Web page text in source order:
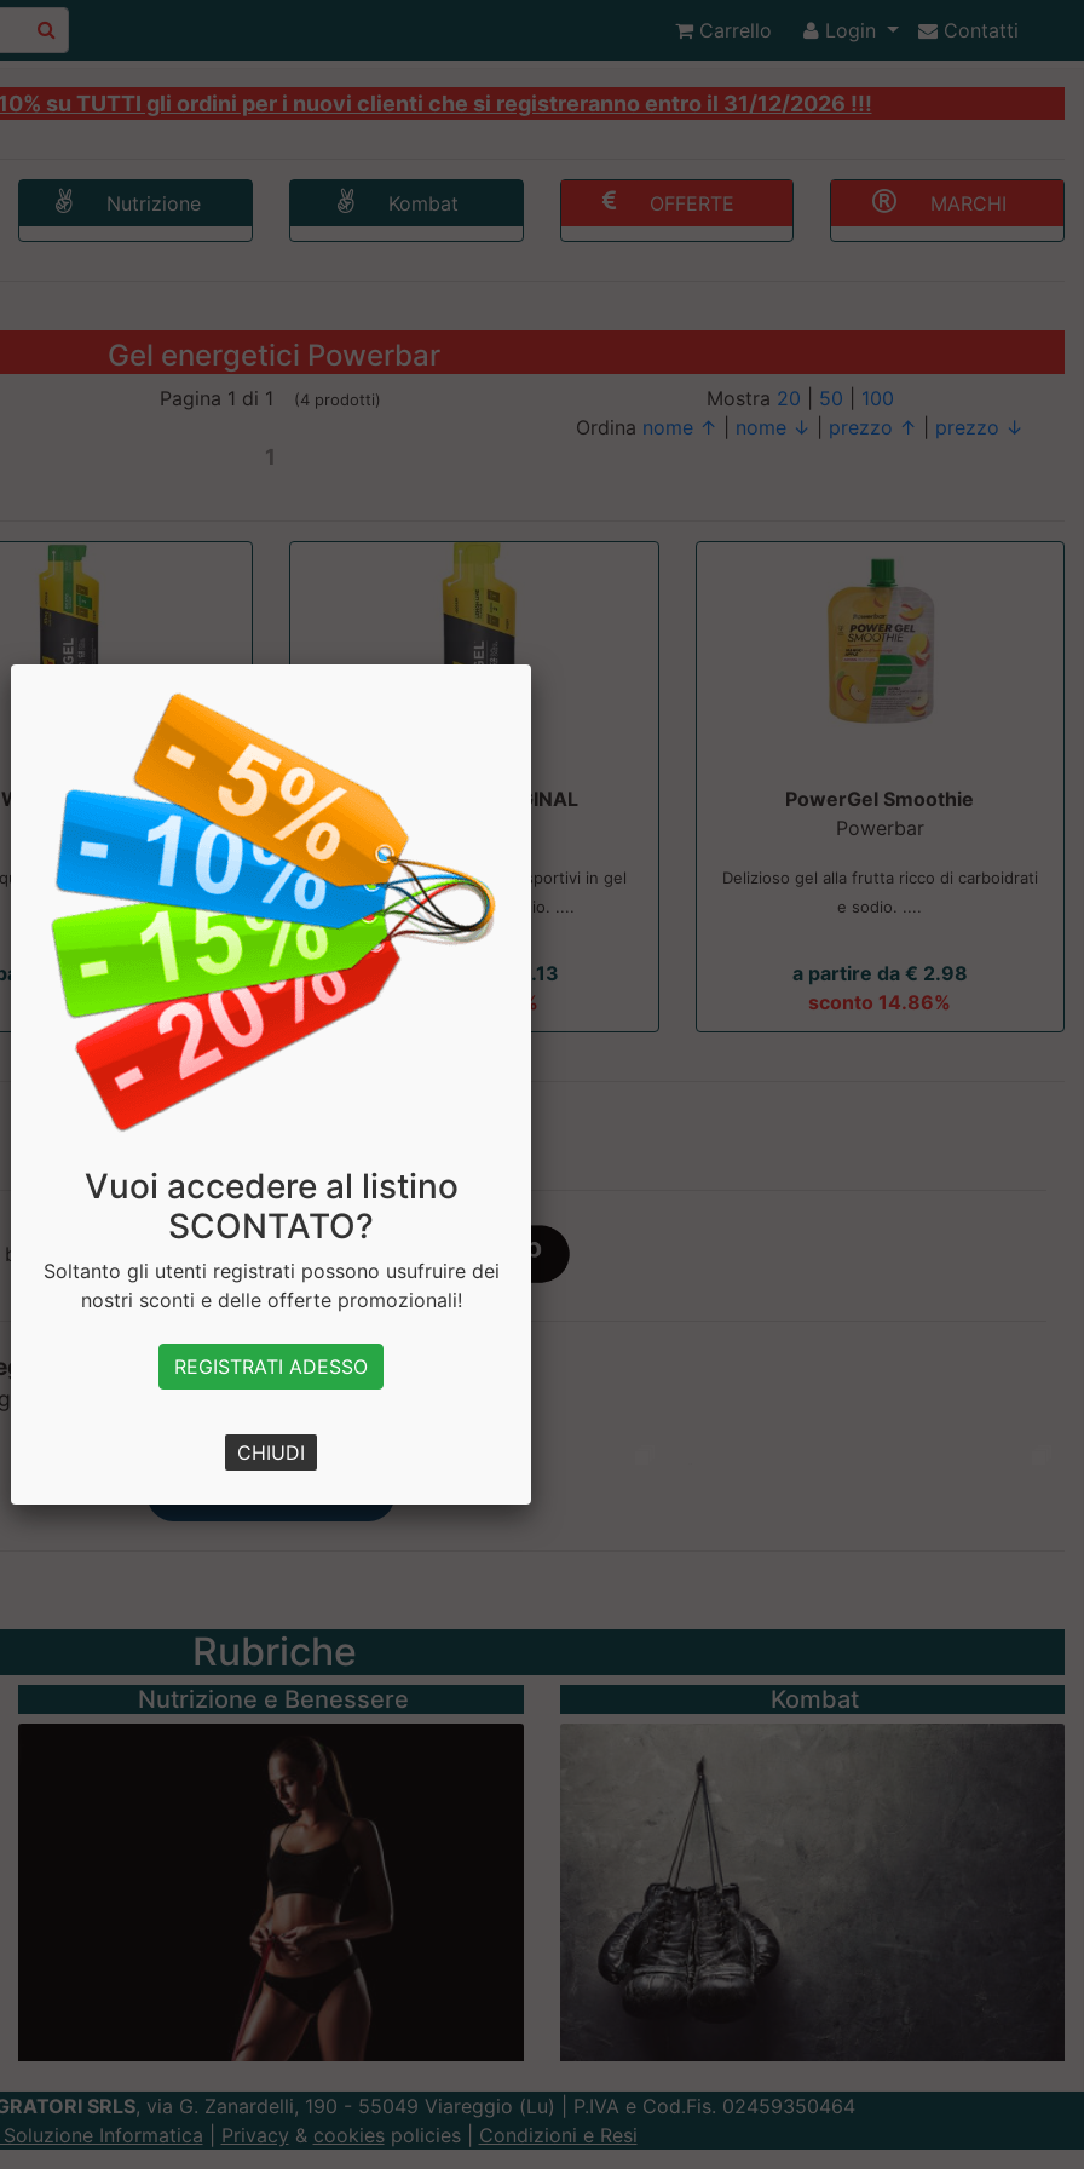
Carrello Login Contatti
su TUTTI gli ordini per i nuovi clienti che si registreranno entro il 31/12/2026 !!!
Nutrizione Kombat OFFERTE MARCHI
Gel energetici Powerbar
Pagina 1 di 1 (4 prodotti)
1
Mostra 20 50
100
Ordina nome ↑ nome ↓ prezzo ↑ prezzo ↓
HYDRO
Powerbar
ricco di
carboidrati. ...
da € 3.06
sconto 15%
POWERGEL ORIGINAL
Integratore alimentare per sportivi in gel
con carboidrati e sodio. ....
a partire da € 2.13
sconto 14.8%
PowerGel Smoothie
Powerbar
Delizioso gel alla frutta ricco di carboidrati
e sodio. ....
a partire da € 2.98
sconto 14.86%
bisogno di aiuto? Chatta con noi
Rubriche
Nutrizione e Benessere Kombat
SRLS, via G. Zanardelli, 190 - 55049 Viareggio (Lu) | P.IVA e Cod.Fis. 02459350464
Informatica
Privacy & cookiespolicies | Condizioni e Resi
Vuoi accedere al listino
SCONTATO?
Soltanto gli utenti registrati possono usufruire dei
nostri sconti e delle offerte promozionali!
REGISTRATI ADESSO
CHIUDI